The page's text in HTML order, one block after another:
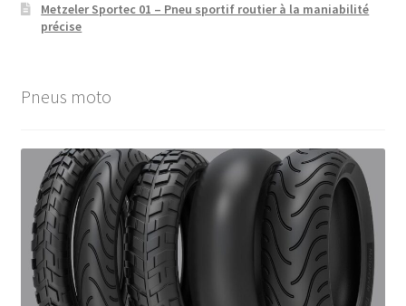
Metzeler Sportec 01 – Pneu sportif routier à la maniabilité
précise
Pneus moto